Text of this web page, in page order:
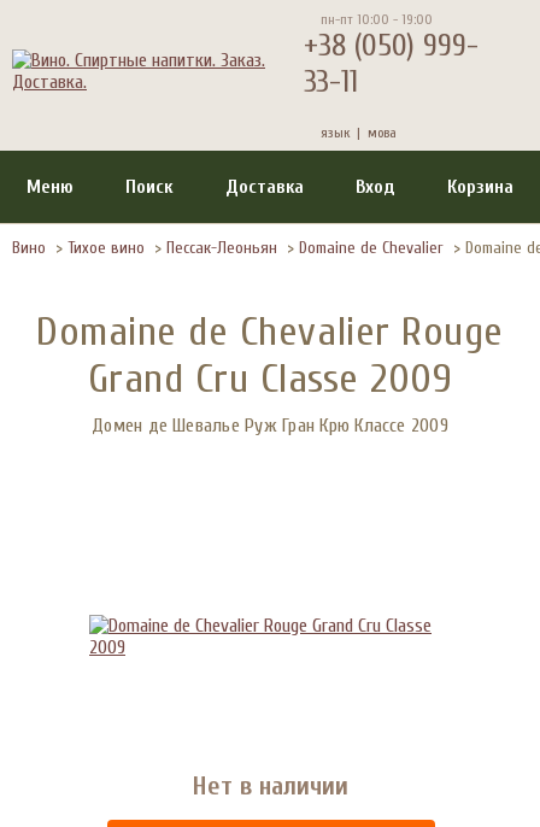
пн-пт 10:00 - 19:00
+38 (050) 999-
33-11
язык | мова
Меню Поиск Доставка Вход Корзина
Вино > Тихое вино > Пессак-Леоньян > Domaine de Chevalier > Domaine
Domaine de Chevalier Rouge
Grand Cru Classe 2009
Домен де Шевалье Руж Гран Крю Классе 2009
Нет в наличии